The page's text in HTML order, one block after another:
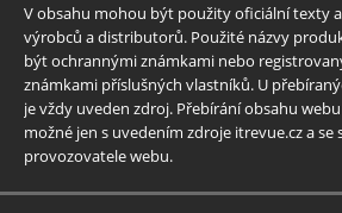
V obsahu mohou být použity oficiální texty
výrobců a distributorů. Použité názvy
být ochrannými známkami nebo
známkami příslušných vlastníků. U
je vždy uveden zdroj. Přebírání obsahu
možné jen s uvedením zdroje itrevue.cz a se
provozovatele webu.